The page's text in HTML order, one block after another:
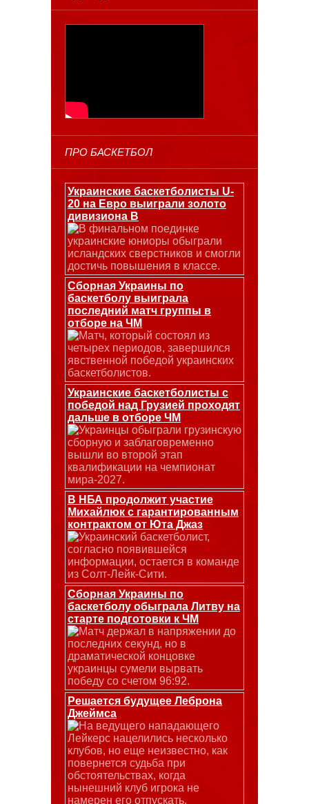
ПРО БАСКЕТБОЛ
Украинские баскетболисты U-
20 на Евро выиграли золото
дивизиона В
В финальном поединке
украинские юниоры обыграли
исландских сверстников и смогли
достичь повышения в классе.
Сборная Украины по
баскетболу выиграла
последний матч группы в
отборе на ЧМ
Матч, который состоял из
четырех периодов, завершился
явственной победой украинских
баскетболистов.
Украинские баскетболисты с
победой над Грузией проходят
дальше в отборе ЧМ
Украинцы обыграли грузинскую
сборную и заблаговременно
вышли во второй этап
квалификации на чемпионат
мира-2027.
В НБА продолжит участие
Михайлюк с гарантированным
контрактом от Юта Джаз
Украинский баскетболист,
согласно появившейся
информации, остается в команде
из Солт-Лейк-Сити.
Сборная Украины по
баскетболу обыграла Литву на
старте подготовки к ЧМ
Матч держал в напряжении до
последних секунд, но в
драматической концовке
украинцы сумели вырвать
победу со счетом 96:92.
Решается будущее Леброна
Джеймса
На ведущего нападающего
Лейкерс нацелились несколько
клубов, но еще неизвестно, как
повернется судьба при
обстоятельствах, когда
нынешний клуб игрока не
намерен его отпускать.